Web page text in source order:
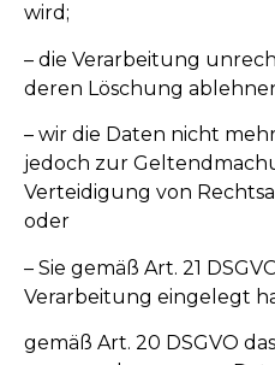
wird;
– die Verarbeitung
deren Löschung
– wir die Daten nicht
jedoch zur
Verteidigung von
oder
– Sie gemäß Art. 21
Verarbeitung eingelegt
gemäß Art. 20 DSGVO